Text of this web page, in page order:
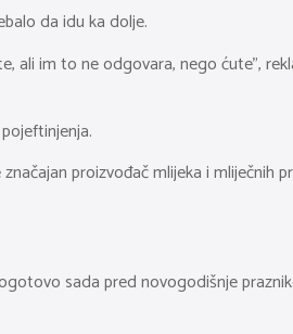
da idu ka dolje.
im to ne odgovara, nego ćute”,
proizvođač mlijeka i mliječnih
sada pred novogodišnje